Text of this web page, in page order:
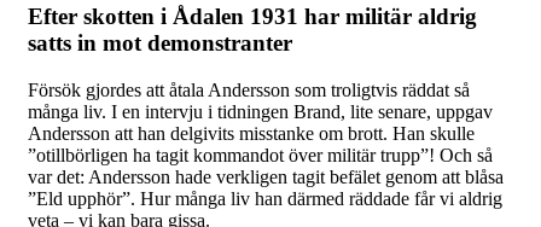
Efter skotten i Ådalen 1931 har militär aldrig
satts in mot demonstranter
Försök gjordes att åtala Andersson som troligtvis räddat så
många liv. I en intervju i tidningen Brand, lite senare, uppgav
Andersson att han delgivits misstanke om brott. Han skulle
”otillbörligen ha tagit kommandot över militär trupp”! Och så
var det: Andersson hade verkligen tagit befälet genom att blåsa
”Eld upphör”. Hur många liv han därmed räddade får vi aldrig
veta – vi kan bara gissa.